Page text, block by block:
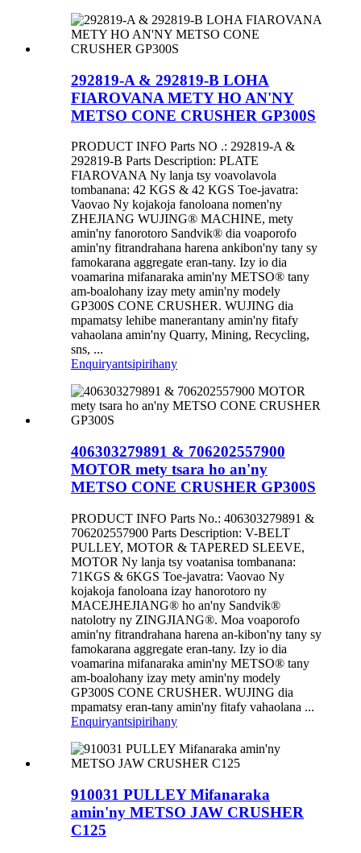
292819-A & 292819-B LOHA
FIAROVANA METY HO AN'NY
METSO CONE CRUSHER GP300S
PRODUCT INFO Parts NO .: 292819-A &
292819-B Parts Description: PLATE
FIAROVANA Ny lanja tsy voavolavola
tombanana: 42 KGS & 42 KGS Toe-javatra:
Vaovao Ny kojakoja fanoloana nomen'ny
ZHEJIANG WUJING® MACHINE, mety
amin'ny fanorotoro Sandvik® dia voaporofo
amin'ny fitrandrahana harena ankibon'ny tany sy
famokarana aggregate eran-tany. Izy io dia
voamarina mifanaraka amin'ny METSO® tany
am-boalohany izay mety amin'ny modely
GP300S CONE CRUSHER. WUJING dia
mpamatsy lehibe manerantany amin'ny fitafy
vahaolana amin'ny Quarry, Mining, Recycling,
sns, ...
Enquiryantsipirihany
406303279891 & 706202557900
MOTOR mety tsara ho an'ny
METSO CONE CRUSHER GP300S
PRODUCT INFO Parts No.: 406303279891 &
706202557900 Parts Description: V-BELT
PULLEY, MOTOR & TAPERED SLEEVE,
MOTOR Ny lanja tsy voatanisa tombanana:
71KGS & 6KGS Toe-javatra: Vaovao Ny
kojakoja fanoloana izay hanorotoro ny
MACEJHEJIANG® ho an'ny Sandvik®
natolotry ny ZINGJIANG®. Moa voaporofo
amin'ny fitrandrahana harena an-kibon'ny tany sy
famokarana aggregate eran-tany. Izy io dia
voamarina mifanaraka amin'ny METSO® tany
am-boalohany izay mety amin'ny modely
GP300S CONE CRUSHER. WUJING dia
mpamatsy eran-tany amin'ny fitafy vahaolana ...
Enquiryantsipirihany
910031 PULLEY Mifanaraka
amin'ny METSO JAW CRUSHER
C125